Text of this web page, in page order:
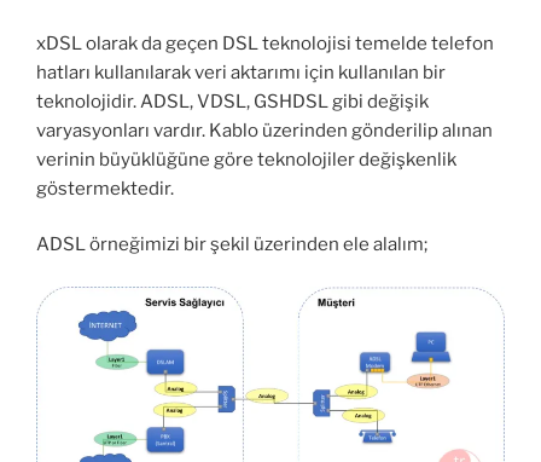
xDSL olarak da geçen DSL teknolojisi temelde telefon
hatları kullanılarak veri aktarımı için kullanılan bir
teknolojidir. ADSL, VDSL, GSHDSL gibi değişik
varyasyonları vardır. Kablo üzerinden gönderilip alınan
verinin büyüklüğüne göre teknolojiler değişkenlik
göstermektedir.
ADSL örneğimizi bir şekil üzerinden ele alalım;